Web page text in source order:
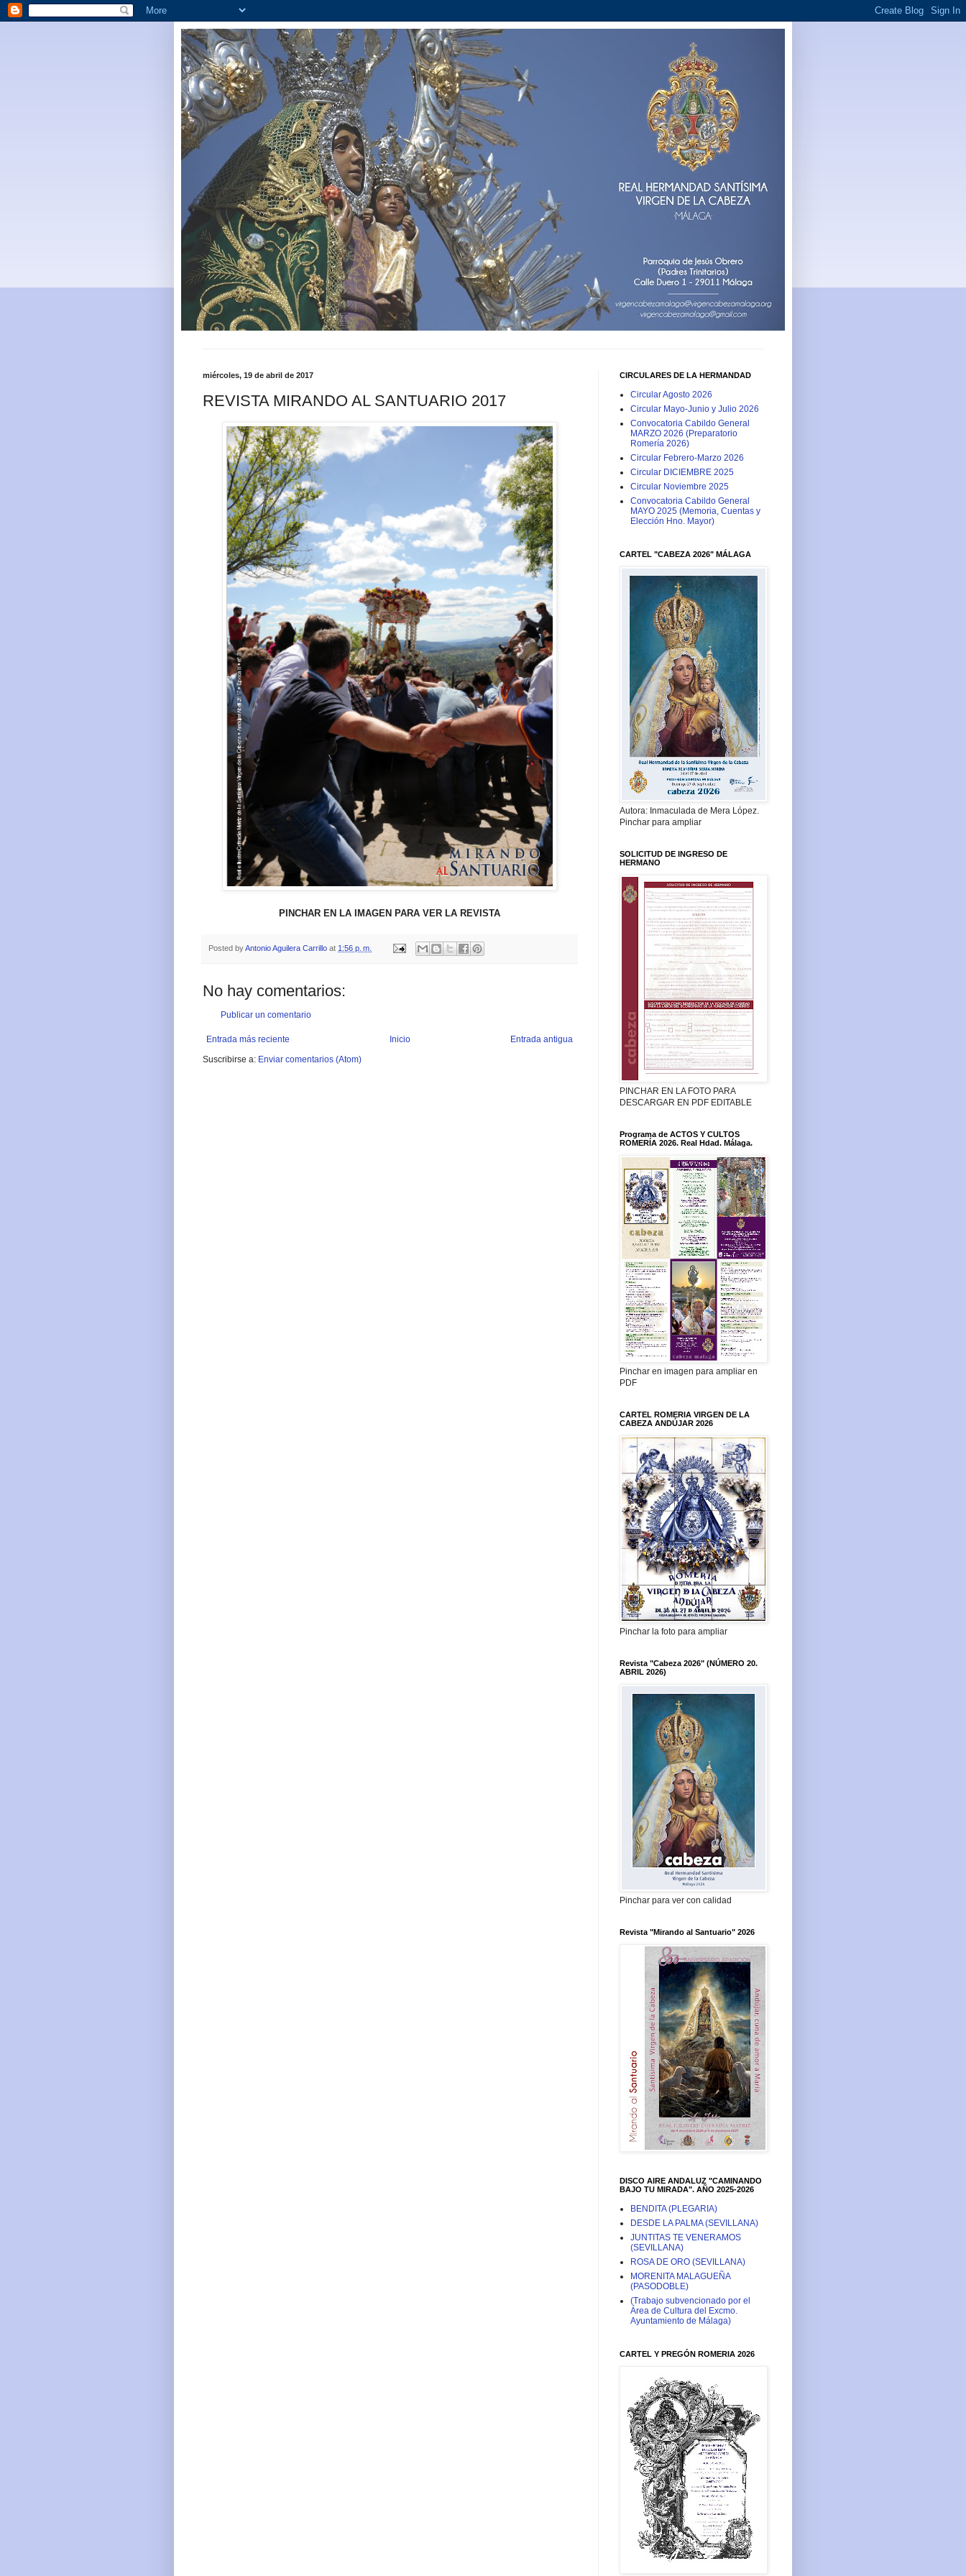
miércoles, 19 de abril de 2017
REVISTA MIRANDO AL SANTUARIO 2017
PINCHAR EN LA IMAGEN PARA VER LA REVISTA
Posted byAntonio Aguilera Carrillo at 1:56 p. m.
No hay comentarios:
Publicar un comentario
Entrada más reciente Entrada antigua
Inicio
Suscribirse a: Enviar comentarios (Atom)
CIRCULARES DE LA HERMANDAD
Circular Agosto 2026
Circular Mayo-Junio y Julio 2026
Convocatoria Cabildo General
MARZO 2026 (Preparatorio
Romería 2026)
Circular Febrero-Marzo 2026
Circular DICIEMBRE 2025
Circular Noviembre 2025
Convocatoria Cabildo General
MAYO 2025 (Memoria, Cuentas y
Elección Hno. Mayor)
CARTEL "CABEZA 2026" MÁLAGA
Autora: Inmaculada de Mera López.
Pinchar para ampliar
SOLICITUD DE INGRESO DE
HERMANO
PINCHAR EN LA FOTO PARA
DESCARGAR EN PDF EDITABLE
Programa de ACTOS Y CULTOS
ROMERÍA 2026. Real Hdad. Málaga.
Pinchar en imagen para ampliar en
PDF
CARTEL ROMERIA VIRGEN DE LA
CABEZA ANDÚJAR 2026
Pinchar la foto para ampliar
Revista "Cabeza 2026" (NÚMERO 20.
ABRIL 2026)
Pinchar para ver con calidad
Revista "Mirando al Santuario" 2026
DISCO AIRE ANDALUZ "CAMINANDO
BAJO TU MIRADA". AÑO 2025-2026
BENDITA (PLEGARIA)
DESDE LA PALMA (SEVILLANA)
JUNTITAS TE VENERAMOS
(SEVILLANA)
ROSA DE ORO (SEVILLANA)
MORENITA MALAGUEÑA
(PASODOBLE)
(Trabajo subvencionado por el
Área de Cultura del Excmo.
Ayuntamiento de Málaga)
CARTEL Y PREGÓN ROMERIA 2026